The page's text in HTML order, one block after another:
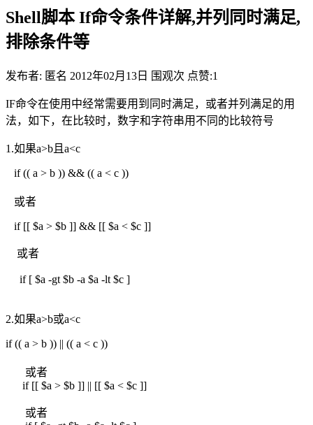
Shell脚本 If命令条件详解,并列同时满足,
排除条件等
发布者: 匿名 2012年02月13日 围观次 点赞:1
IF命令在使用中经常需要用到同时满足，或者并列满足的用
法，如下，在比较时，数字和字符串用不同的比较符号
1.如果a>b且a<c
if (( a > b )) && (( a < c ))
或者
if [[ $a > $b ]] && [[ $a < $c ]]
或者
if [ $a -gt $b -a $a -lt $c ]
2.如果a>b或a<c
if (( a > b )) || (( a < c ))
或者
if [[ $a > $b ]] || [[ $a < $c ]]
或者